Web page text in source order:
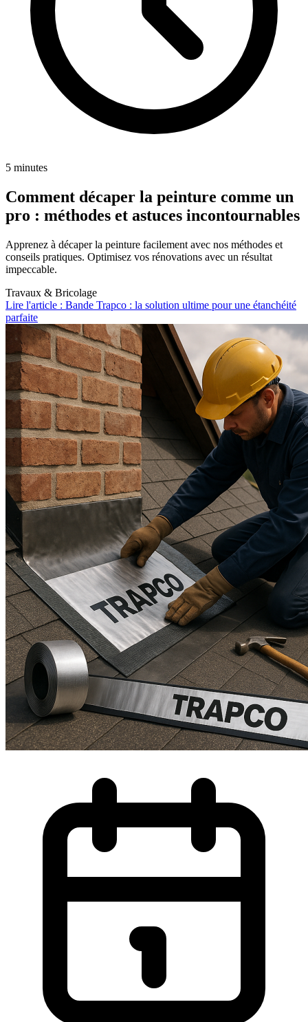
5 minutes
Comment décaper la peinture comme un
pro : méthodes et astuces incontournables
Apprenez à décaper la peinture facilement avec nos méthodes et
conseils pratiques. Optimisez vos rénovations avec un résultat
impeccable.
Travaux & Bricolage
Lire l'article : Bande Trapco : la solution ultime pour une étanchéité
parfaite